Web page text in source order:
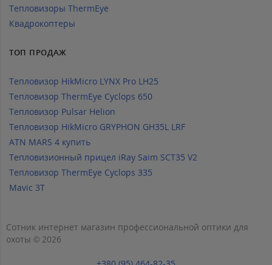
Тепловизоры ThermEye
Квадрокоптеры
ТОП ПРОДАЖ
Тепловизор HikMicro LYNX Pro LH25
Тепловизор ThermEye Cyclops 650
Тепловизор Pulsar Helion
Тепловизор HikMicro GRYPHON GH35L LRF
ATN MARS 4 купить
Тепловизионный прицел iRay Saim SCT35 V2
Тепловизор ThermEye Cyclops 335
Mavic 3T
Сотник интернет магазин профессиональной оптики для
охоты © 2026